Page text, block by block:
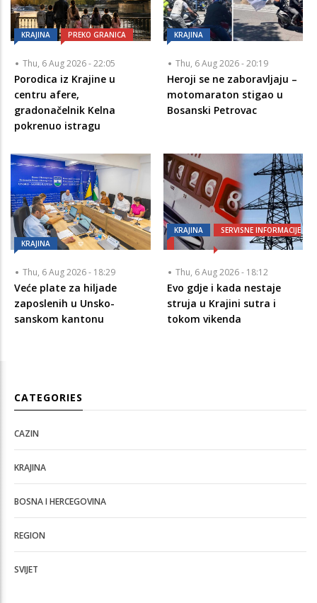
KRAJINA PREKO GRANICA
Thu, 6 Aug 2026 - 22:05
Porodica iz Krajine u
centru afere,
gradonačelnik Kelna
pokrenuo istragu
KRAJINA
Thu, 6 Aug 2026 - 20:19
Heroji se ne zaboravljaju –
motomaraton stigao u
Bosanski Petrovac
KRAJINA
Thu, 6 Aug 2026 - 18:29
Veće plate za hiljade
zaposlenih u Unsko-
sanskom kantonu
KRAJINA SERVISNE INFORMACIJE
Thu, 6 Aug 2026 - 18:12
Evo gdje i kada nestaje
struja u Krajini sutra i
tokom vikenda
CATEGORIES
CAZIN
KRAJINA
BOSNA I HERCEGOVINA
REGION
SVIJET